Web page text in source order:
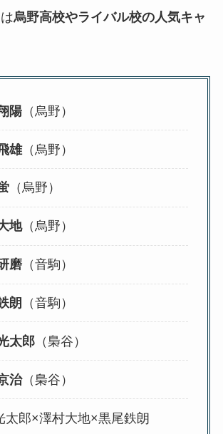
烏野高校やライバル校の人気キャ
陽 （烏野）
雄（烏野）
（烏野）
地（烏野）
磨 （音駒）
朗 （音駒）
太郎 （梟谷）
治（梟谷）
太郎×澤村大地×黒尾鉄朗